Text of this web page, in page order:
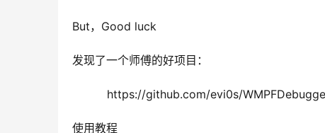
But，Good luck
发现了一个师傅的好项目：
https://github.com/evi0s/
使用教程